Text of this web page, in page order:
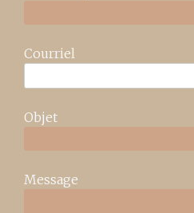
Courriel
Objet
Message